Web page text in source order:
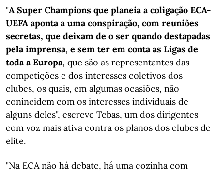
"A Super Champions que planeia a coligação ECA-
UEFA aponta a uma conspiração, com reuniões
secretas, que deixam de o ser quando destapadas
pela imprensa, e sem ter em conta as Ligas de
toda a Europa, que são as representantes das
competições e dos interesses coletivos dos
clubes, os quais, em algumas ocasiões, não
conincidem com os interesses individuais de
alguns deles", escreve Tebas, um dos dirigentes
com voz mais ativa contra os planos dos clubes de
elite.
"Na ECA não há debate, há uma cozinha com